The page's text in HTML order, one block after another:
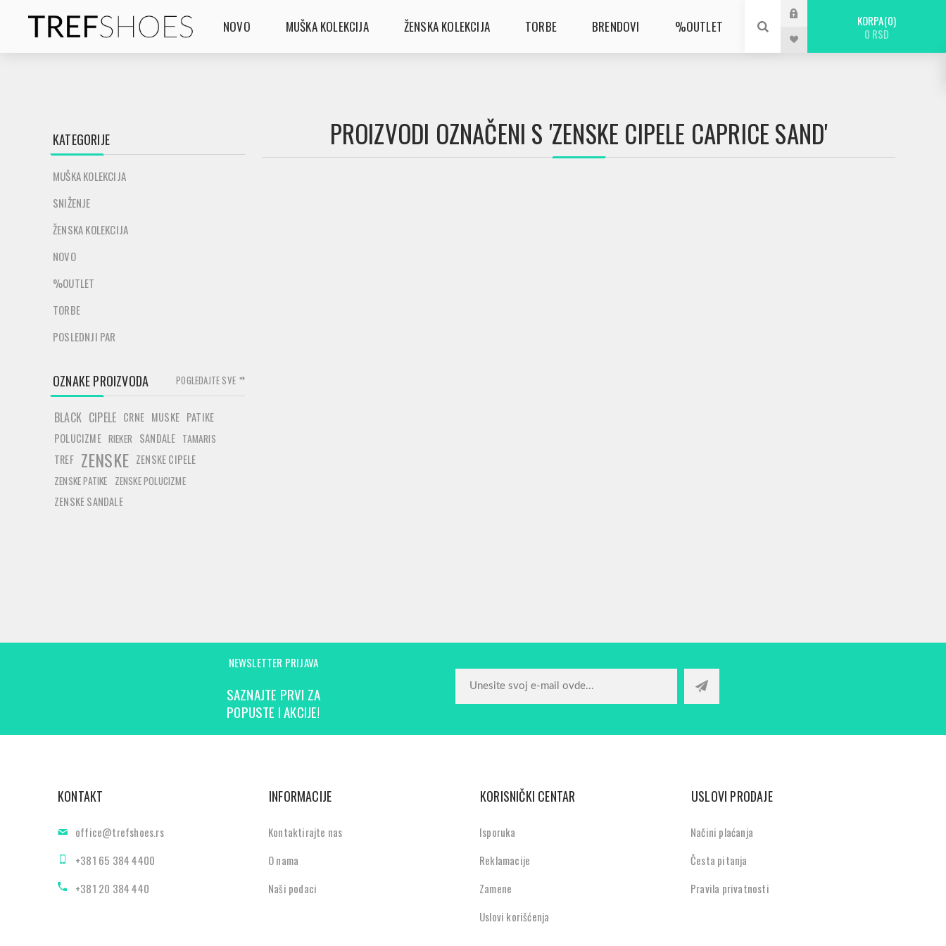
NOVO MUŠKA KOLEKCIJA ŽENSKA KOLEKCIJA TORBE BRENDOVI %OUTLET KORPA 0
0 RSD
PROIZVODI OZNAČENI S 'ZENSKE CIPELE CAPRICE SAND'
KATEGORIJE
MUŠKA KOLEKCIJA
SNIŽENJE
ŽENSKA KOLEKCIJA
NOVO
%OUTLET
TORBE
POSLEDNJI PAR
OZNAKE PROIZVODA
BLACK CIPELE CRNE MUSKE PATIKE
POLUCIZME RIEKER SANDALE TAMARIS
TREF ZENSKE ZENSKE CIPELE
ZENSKE PATIKE ZENSKE POLUCIZME
ZENSKE SANDALE
POGLEDAJTE SVE
NEWSLETTER PRIJAVA
SAZNAJTE PRVI ZA
POPUSTE I AKCIJE!
KONTAKT
office@trefshoes.rs
+381 65 384 4400
+381 20 384 440
INFORMACIJE
Kontaktirajte nas
O nama
Naši podaci
KORISNIČKI CENTAR
Isporuka
Reklamacije
Zamene
Uslovi korišćenja
USLOVI PRODAJE
Načini plaćanja
Česta pitanja
Pravila privatnosti